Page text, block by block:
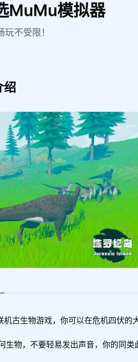
MuMu模拟器
不受限！
绍
生物，不要轻易发出声音，你的同